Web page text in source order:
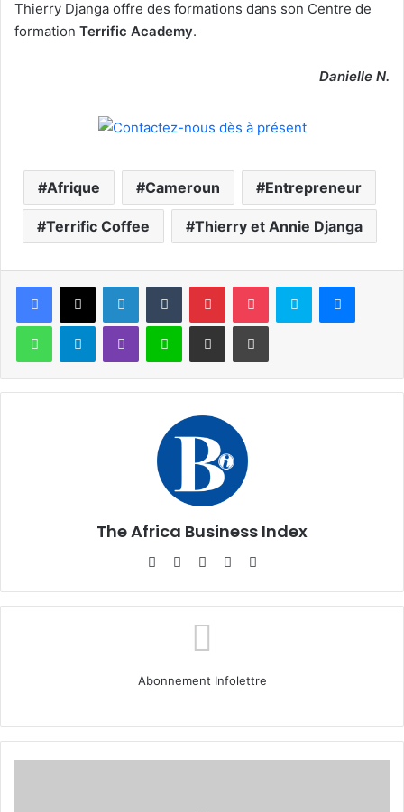
Thierry Djanga offre des formations dans son Centre de
formation Terrific Academy.
Danielle N.
Afrique Cameroun Entrepreneur
Terrific Coffee Thierry et Annie Djanga
Facebook
X LinkedinTumblr PinterestPocket Skype
WhatsAppTelegramViber Ligne Partager par email Imprimer
The Africa Business Index
WebsiteFacebook
X Linkedin
Abonnement Infolettre